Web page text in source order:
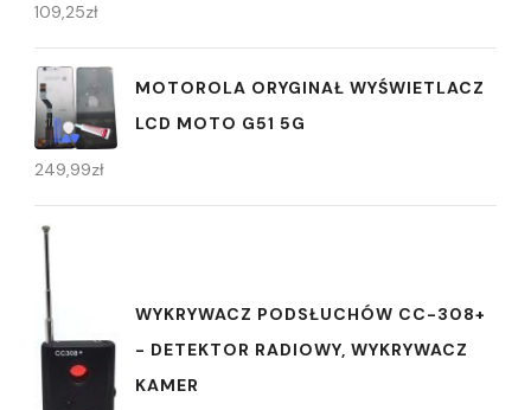
109,25zł
MOTOROLA ORYGINAŁ WYŚWIETLACZ
LCD MOTO G51 5G
249,99zł
WYKRYWACZ PODSŁUCHÓW CC-308+
- DETEKTOR RADIOWY, WYKRYWACZ
KAMER